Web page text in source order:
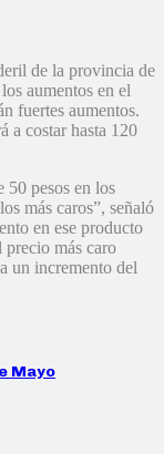
de la provincia de
aumentos en el
fuertes aumentos.
a costar hasta 120
50 pesos en los
más caros”, señaló
en ese producto
precio más caro
un incremento del
Mayo